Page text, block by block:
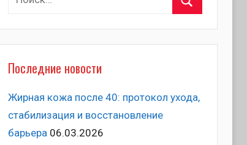
Последние новости
Жирная кожа после 40: протокол ухода,
стабилизация и восстановление
барьера 06.03.2026